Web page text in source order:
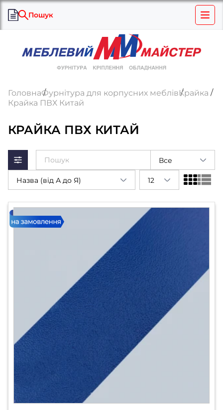
Пошук
ГоловнаФурнітура для корпусних меблівКрайка
Крайка ПВХ Китай
КРАЙКА ПВХ КИТАЙ
Все
Назва (від А до Я) 12